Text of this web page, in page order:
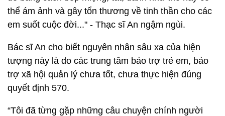
thể ám ảnh và gây tổn thương về tinh thần cho các
em suốt cuộc đời..." - Thạc sĩ An ngậm ngùi.
Bác sĩ An cho biết nguyên nhân sâu xa của hiện
tượng này là do các trung tâm bảo trợ trẻ em, bảo
trợ xã hội quản lý chưa tốt, chưa thực hiện đúng
quyết định 570.
“Tôi đã từng gặp những câu chuyện chính người